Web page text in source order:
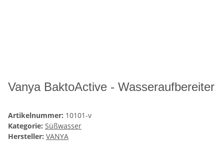
Vanya BaktoActive - Wasseraufbereiter
Artikelnummer: 10101-v
Kategorie: Süßwasser
Hersteller: VANYA